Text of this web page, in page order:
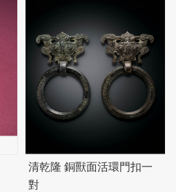
清乾隆 銅獸面活環門扣一
對